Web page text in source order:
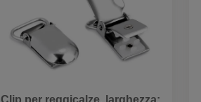
Clip per reggicalze, larghezza: